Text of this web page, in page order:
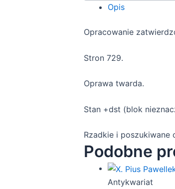
Opis
Opracowanie
Stron 729.
Oprawa twarda.
Stan +dst (blok
Rzadkie i poszukiwane
Podobne
Antykwariat